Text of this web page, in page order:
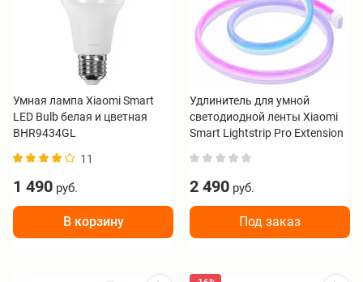
Умная лампа Xiaomi Smart
LED Bulb белая и цветная
BHR9434GL
11
1 490 руб.
В корзину
Удлинитель для умной
светодиодной ленты Xiaomi
Smart Lightstrip Pro Extension
2 490 руб.
Под заказ